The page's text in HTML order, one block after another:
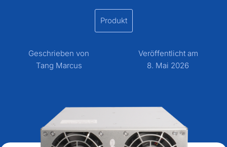
Produkt
Geschrieben von
Tang Marcus
Veröffentlicht am
8. Mai 2026